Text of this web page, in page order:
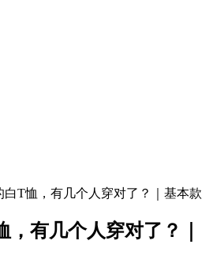
白T恤，有几个人穿对了？｜基本款
有几个人穿对了？｜